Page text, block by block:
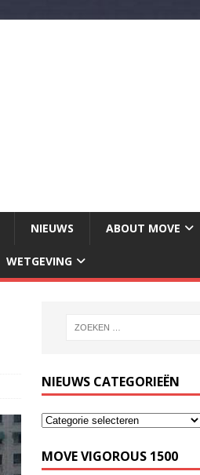
NIEUWS ABOUT MOVE
WETGEVING
NIEUWS CATEGORIEËN
MOVE VIGOROUS 1500